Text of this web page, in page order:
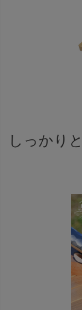
しっかり